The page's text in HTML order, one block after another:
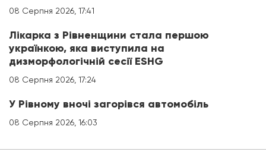
08 Серпня 2026, 17:41
Лікарка з Рівненщини стала першою
українкою, яка виступила на
дизморфологічній сесії ESHG
08 Серпня 2026, 17:24
У Рівному вночі загорівся автомобіль
08 Серпня 2026, 16:03